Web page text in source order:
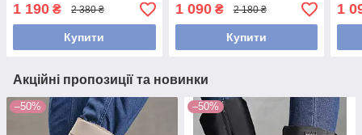
1 190 ₴ 2 380 ₴
Купити
1 090₴ 2 180 ₴
Купити
1
Акційні пропозиції та новинки
–50% –50%